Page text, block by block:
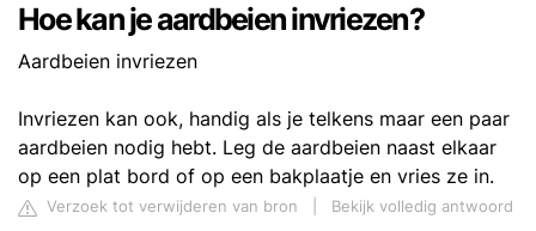
Hoe kan je aardbeien invriezen?
Aardbeien invriezen
Invriezen kan ook, handig als je telkens maar een paar
aardbeien nodig hebt. Leg de aardbeien naast elkaar
op een plat bord of op een bakplaatje en vries ze in.
Verzoek tot verwijderen van bron
Bekijk volledig antwoord